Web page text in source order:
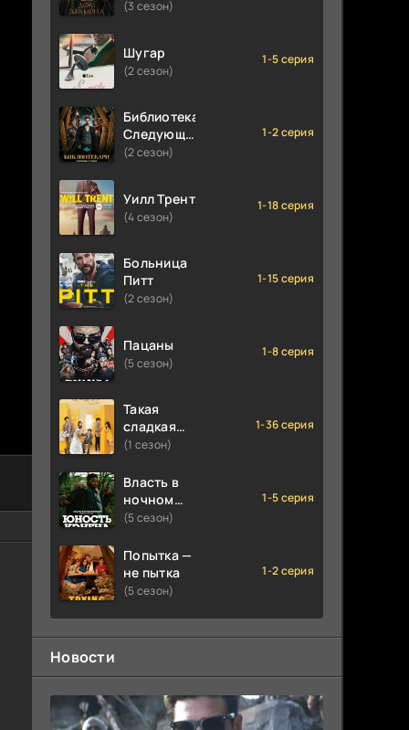
(3 сезон)
Шугар
(2 сезон)
1-5 серия
Библиотекари:
Следующая
глава
(2 сезон)
1-2 серия
Уилл Трент
(4 сезон)
1-18 серия
Больница
Питт
(2 сезон)
1-15 серия
Пацаны
(5 сезон)
1-8 серия
Такая
сладкая
любовь
(1 сезон)
1-36 серия
Власть в
ночном
городе.
третья:
Юность
Кэнена
(5 сезон)
1-5 серия
Попытка —
не пытка
(5 сезон)
1-2 серия
Новости